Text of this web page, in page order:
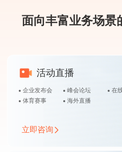
面向丰富业务场景
活动直播
企业发布会 峰会论坛
在
体育赛事
海外直播
立即咨询